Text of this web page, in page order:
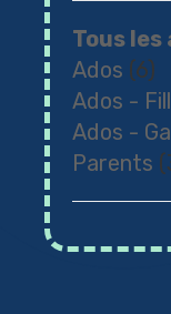
Tous
Ados (6)
Ados -
Ados -
Parents